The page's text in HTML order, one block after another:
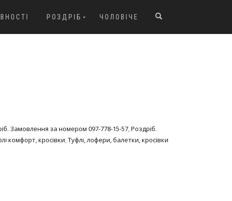
РОЗДРІБ ЧОЛОВІЧЕ
Замовлення за номером 097-778-15-57,Роздріб.
комфорт, кросівки,Туфлі, лофери, балетки, кросівки